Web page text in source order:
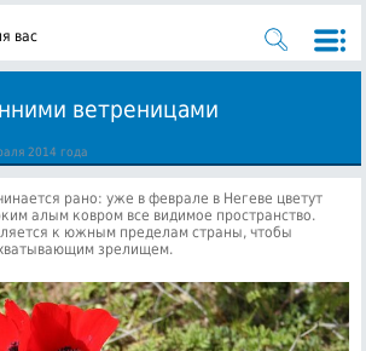
вас
ветреницами
2014 года
рано: уже в феврале в Негеве цветут
алым ковром все видимое пространство.
к южным пределам страны, чтобы
зрелищем.